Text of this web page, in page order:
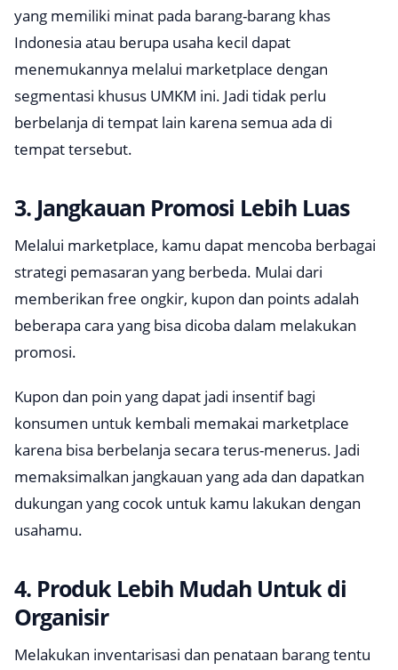
yang memiliki minat pada barang-barang khas
Indonesia atau berupa usaha kecil dapat
menemukannya melalui marketplace dengan
segmentasi khusus UMKM ini. Jadi tidak perlu
berbelanja di tempat lain karena semua ada di
tempat tersebut.
3. Jangkauan Promosi Lebih Luas
Melalui marketplace, kamu dapat mencoba berbagai
strategi pemasaran yang berbeda. Mulai dari
memberikan free ongkir, kupon dan points adalah
beberapa cara yang bisa dicoba dalam melakukan
promosi.
Kupon dan poin yang dapat jadi insentif bagi
konsumen untuk kembali memakai marketplace
karena bisa berbelanja secara terus-menerus. Jadi
memaksimalkan jangkauan yang ada dan dapatkan
dukungan yang cocok untuk kamu lakukan dengan
usahamu.
4. Produk Lebih Mudah Untuk di
Organisir
Melakukan inventarisasi dan penataan barang tentu